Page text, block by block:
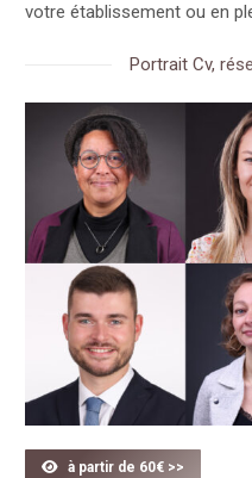
votre établissement ou en
Portrait Cv,
à partir de 60€ >>